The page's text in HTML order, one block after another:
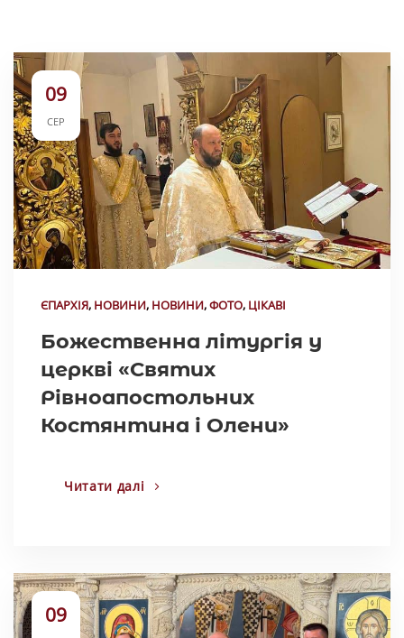
09
СЕР
ЄПАРХІЯ, НОВИНИ, НОВИНИ,ФОТО, ЦІКАВІ
Божественна літургія у
церкві «Святих
Рівноапостольних
Костянтина і Олени»
Читати далі
09